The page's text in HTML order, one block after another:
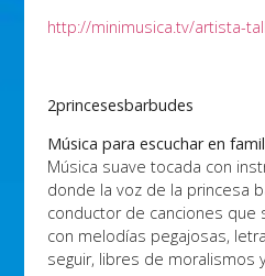
http://minimusica.tv/artista-
2princesesbarbudes
Música para escuchar en
Música suave tocada con
donde la voz de la princesa
conductor de canciones que
con melodías pegajosas,
seguir, libres de moralismos